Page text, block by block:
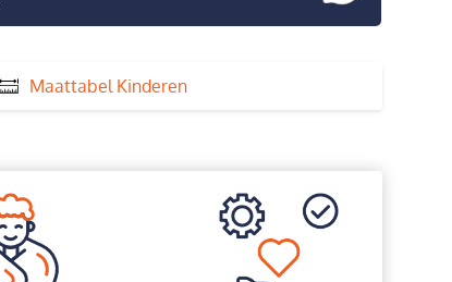
Maattabel Kinderen